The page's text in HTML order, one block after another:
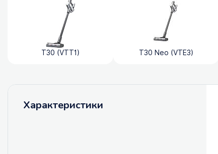
T30 (VTT1) T30 Neo (VTE3)
Характеристики